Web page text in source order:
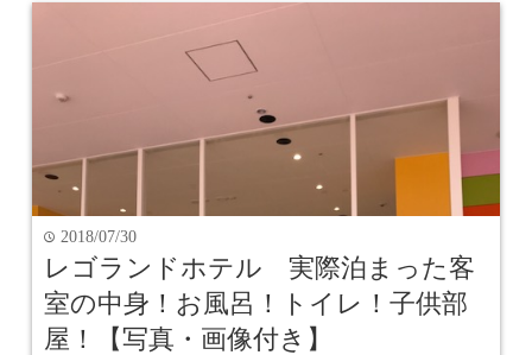
time 2018/07/30
レゴランドホテル 実際泊まった客
室の中身！お風呂！トイレ！子供部
屋！【写真・画像付き】